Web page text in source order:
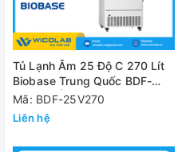
Tủ Lạnh Âm 25 Độ C 270 Lít
Biobase Trung Quốc BDF-
25V270 | Kiểu Đứng
Mã: BDF-25V270
Liên hệ